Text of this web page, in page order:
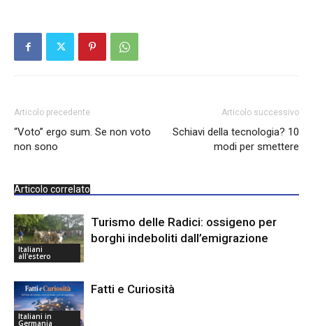
Articolo precedente
“Voto” ergo sum. Se non voto
non sono
Articolo successivo
Schiavi della tecnologia? 10
modi per smettere
Articolo correlato
Italiani
all'estero
Turismo delle Radici: ossigeno per
borghi indeboliti dall’emigrazione
Italiani in
Germania
Fatti e Curiosità